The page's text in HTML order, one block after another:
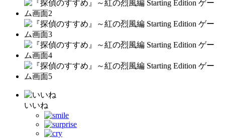
いいね